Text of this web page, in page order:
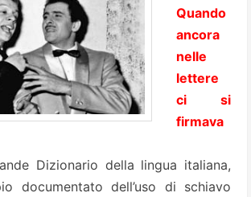
Quando
ancora
nelle
lettere
ci si
firmava
Dizionario della lingua italiana,
documentato dell’uso di schiavo